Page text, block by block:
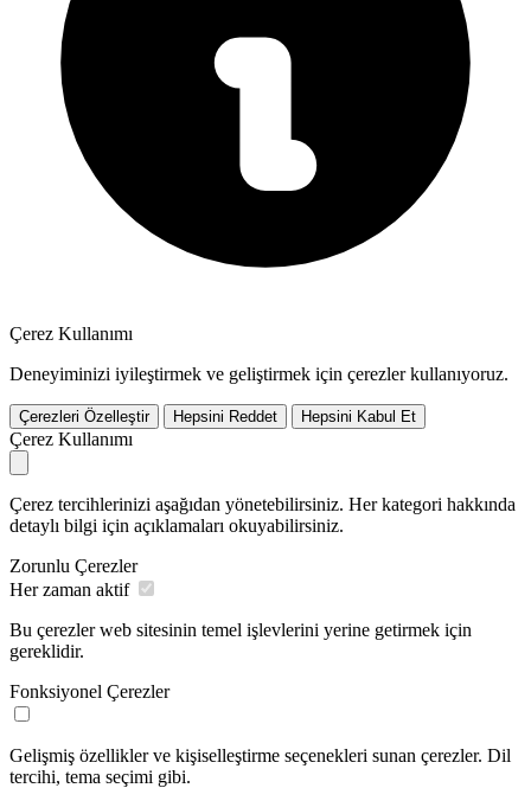
Çerez Kullanımı
Deneyiminizi iyileştirmek ve geliştirmek için çerezler kullanıyoruz.
Çerezleri Özelleştir Hepsini Reddet Hepsini Kabul Et
Çerez Kullanımı
Çerez tercihlerinizi aşağıdan yönetebilirsiniz. Her kategori hakkında
detaylı bilgi için açıklamaları okuyabilirsiniz.
Zorunlu Çerezler
Her zaman aktif
Bu çerezler web sitesinin temel işlevlerini yerine getirmek için
gereklidir.
Fonksiyonel Çerezler
Gelişmiş özellikler ve kişiselleştirme seçenekleri sunan çerezler. Dil
tercihi, tema seçimi gibi.